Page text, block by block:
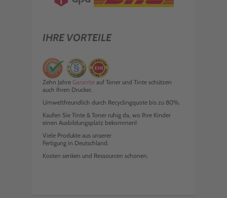
IHRE VORTEILE
Zehn Jahre Garantie auf Toner und Tinte schützen
auch Ihren Drucker.
Umweltfreundlich durch Recyclingquote bis zu 80%.
Kaufen Sie Tinte & Toner ruhig da, wo Ihre Kinder
einen Ausbildungsplatz bekommen!
Viele Produkte aus unserer
Fertigung in Deutschland.
Kosten senken und Ressourcen schonen.